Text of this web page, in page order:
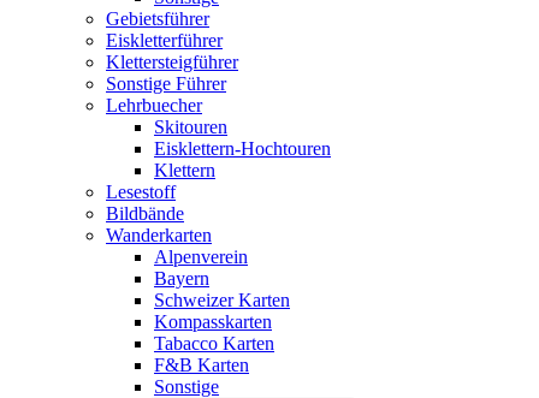
Gebietsführer
Eiskletterführer
Klettersteigführer
Sonstige Führer
Lehrbuecher
Skitouren
Eisklettern-Hochtouren
Klettern
Lesestoff
Bildbände
Wanderkarten
Alpenverein
Bayern
Schweizer Karten
Kompasskarten
Tabacco Karten
F&B Karten
Sonstige